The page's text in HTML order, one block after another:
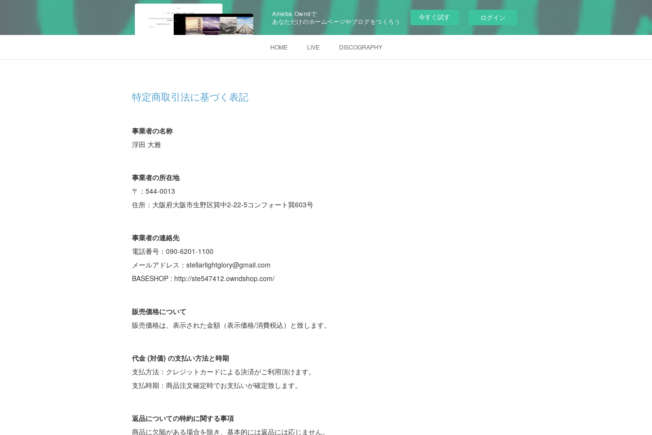
Ameba Owndで
あなただけのホームページやブログをつくろう
今すぐ試す ログイン
HOME LIVE DISCOGRAPHY
特定商取引法に基づく表記
事業者の名称
浮田 大雅
事業者の所在地
〒：544-0013
住所：大阪府大阪市生野区巽中2-22-5コンフォート巽603号
事業者の連絡先
電話番号：090-6201-1100
メールアドレス：stellarlightglory@gmail.com
BASESHOP : http://ste547412.owndshop.com/
販売価格について
販売価格は、表示された金額（表示価格/消費税込）と致します。
代金 (対価) の支払い方法と時期
支払方法：クレジットカードによる決済がご利用頂けます。
支払時期：商品注文確定時でお支払いが確定致します。
返品についての特約に関する事項
商品に欠陥がある場合を除き、基本的には返品には応じません。